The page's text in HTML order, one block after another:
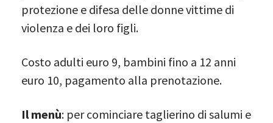
protezione e difesa delle donne vittime di
violenza e dei loro figli.
Costo adulti euro 9, bambini fino a 12 anni
euro 10, pagamento alla prenotazione.
Il menù: per cominciare taglierino di salumi e